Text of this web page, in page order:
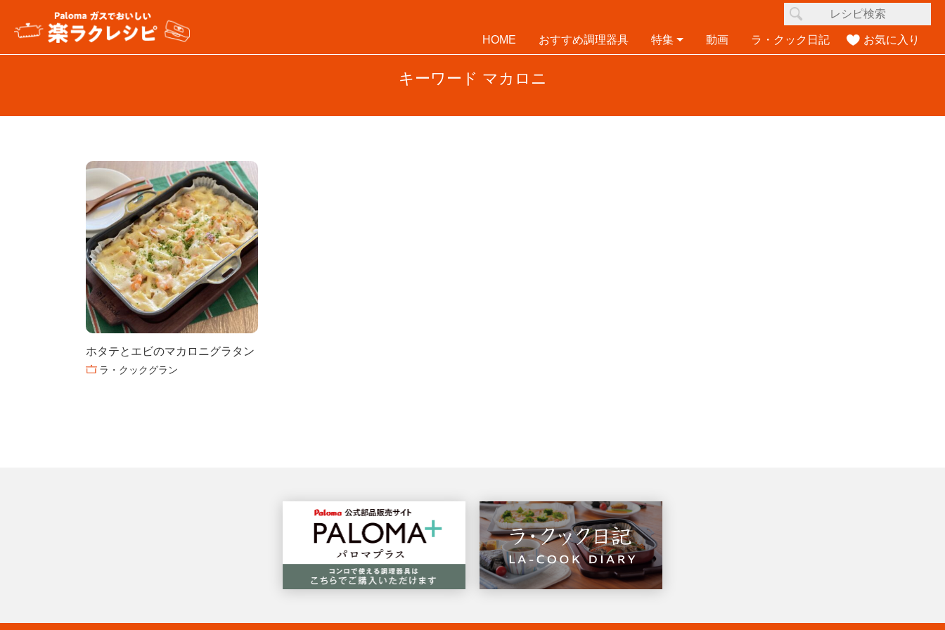
HOME おすすめ調理器具 特集 動画 ラ・クック日記 お気に入り
キーワード マカロニ
ホタテとエビのマカロニグラタン
ラ・クックグラン